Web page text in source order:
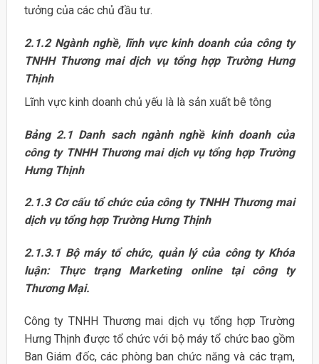
tưởng của các chủ đầu tư.
2.1.2 Ngành nghề, lĩnh vực kinh doanh của công ty
TNHH Thương mai dịch vụ tổng hợp Trường Hưng
Thịnh
Lĩnh vực kinh doanh chủ yếu là là sản xuất bê tông
Bảng 2.1 Danh sach ngành nghề kinh doanh của
công ty TNHH Thương mai dịch vụ tổng hợp Trường
Hưng Thịnh
2.1.3 Cơ cấu tổ chức của công ty TNHH Thương mai
dịch vụ tổng hợp Trường Hưng Thịnh
2.1.3.1 Bộ máy tổ chức, quản lý của công ty Khóa
luận: Thực trạng Marketing online tại công ty
Thương Mại.
Công ty TNHH Thương mai dịch vụ tổng hợp Trường
Hưng Thịnh được tổ chức với bộ máy tổ chức bao gồm
Ban Giám đốc, các phòng ban chức năng và các trạm,